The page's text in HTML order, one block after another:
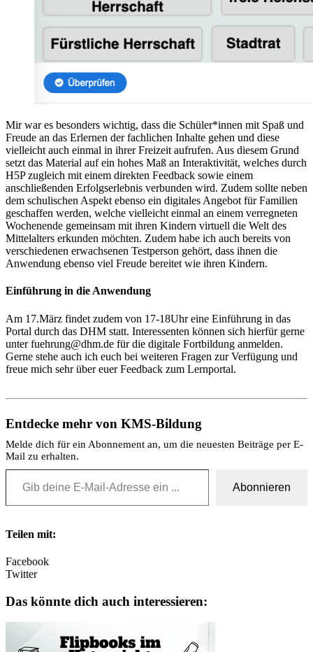
Mir war es besonders wichtig, dass die Schüler*innen mit Spaß und
Freude an das Erlernen der fachlichen Inhalte gehen und diese
vielleicht auch einmal in ihrer Freizeit aufrufen. Aus diesem Grund
setzt das Material auf ein hohes Maß an Interaktivität, welches durch
H5P zugleich mit einem direkten Feedback sowie einem
anschließenden Erfolgserlebnis verbunden wird. Zudem sollte neben
dem schulischen Aspekt ebenso ein digitales Angebot für Familien
geschaffen werden, welche vielleicht einmal an einem verregneten
Wochenende gemeinsam mit ihren Kindern virtuell die Welt des
Mittelalters erkunden möchten. Zudem habe ich auch bereits von
verschiedenen erwachsenen Testperson gehört, dass ihnen die
Anwendung ebenso viel Freude bereitet wie ihren Kindern.
Einführung in die Anwendung
Am 17.März findet zudem von 17-18Uhr eine Einführung in das
Portal durch das DHM statt. Interessenten können sich hierfür gerne
unter fuehrung@dhm.de für die digitale Fortbildung anmelden.
Gerne stehe auch ich euch bei weiteren Fragen zur Verfügung und
freue mich sehr über euer Feedback zum Lernportal.
Entdecke mehr von KMS-Bildung
Melde dich für ein Abonnement an, um die neuesten Beiträge per E-
Mail zu erhalten.
Gib deine E-Mail-Adresse ein ...
Abonnieren
Teilen mit:
Facebook
Twitter
Das könnte dich auch interessieren: